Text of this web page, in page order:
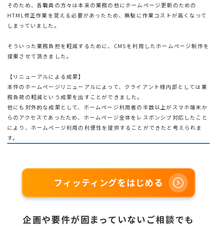
そのため、各職員の方々は本来の業務の他にホームページ更新のための
HTML修正作業を覚える必要があったため、無駄に作業コストが高くなって
しまっていました。
そういった業務負担を軽減するために、CMSを利用したホームページ制作を
提案させて頂きました。
【リニューアルによる成果】
本件のホームページリニューアルによって、クライアント様内部としては業
務負荷の軽減という成果を出すことができました。
他にも対外的な成果として、ホームページ利用者の半数以上がスマホ端末か
らのアクセスであったため、ホームページ全体をレスポンシブ対応したこと
により、ホームページ利用の利便性を提供することができたと考えられま
す。
フィッティングをはじめる
企画や要件が固まっていないご相談でも